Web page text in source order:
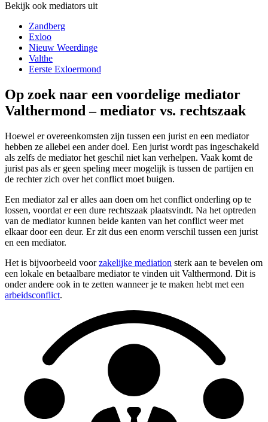
Bekijk ook mediators uit
Zandberg
Exloo
Nieuw Weerdinge
Valthe
Eerste Exloermond
Op zoek naar een voordelige mediator
Valthermond – mediator vs. rechtszaak
Hoewel er overeenkomsten zijn tussen een jurist en een mediator
hebben ze allebei een ander doel. Een jurist wordt pas ingeschakeld
als zelfs de mediator het geschil niet kan verhelpen. Vaak komt de
jurist pas als er geen speling meer mogelijk is tussen de partijen en
de rechter zich over het conflict moet buigen.
Een mediator zal er alles aan doen om het conflict onderling op te
lossen, voordat er een dure rechtszaak plaatsvindt. Na het optreden
van de mediator kunnen beide kanten van het conflict weer met
elkaar door een deur. Er zit dus een enorm verschil tussen een jurist
en een mediator.
Het is bijvoorbeeld voorzakelijke mediation sterk aan te bevelen om
een lokale en betaalbare mediator te vinden uit Valthermond. Dit is
onder andere ook in te zetten wanneer je te maken hebt met een
arbeidsconflict.